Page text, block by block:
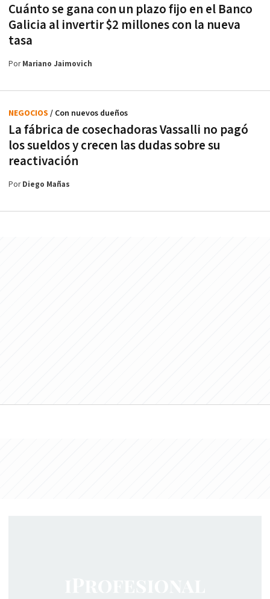
Cuánto se gana con un plazo fijo en el Banco
Galicia al invertir $2 millones con la nueva
tasa
PorMariano Jaimovich
La fábrica de cosechadoras Vassalli no pagó
los sueldos y crecen las dudas sobre su
reactivación
NEGOCIOS / Con nuevos dueños
PorDiego Mañas